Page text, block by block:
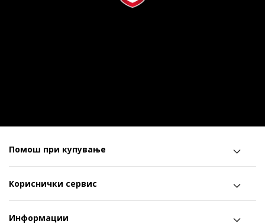
Помош при купување
Кориснички сервис
Информации